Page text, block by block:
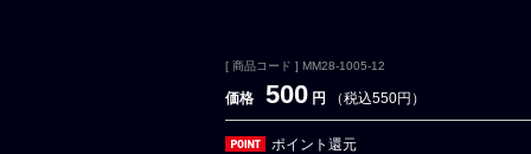
[ 商品コード ] MM28-1005-12
価格 500 円 （税込550円）
ポイント還元